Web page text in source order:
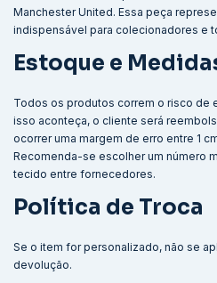
Manchester United. Essa peça
indispensável para colecionadores e
Estoque e
Todos os produtos correm o risco de
isso aconteça, o cliente será
ocorrer uma margem de erro entre 1
Recomenda-se escolher um número
tecido entre fornecedores.
Política de Troca
Se o item for personalizado, não se
devolução.